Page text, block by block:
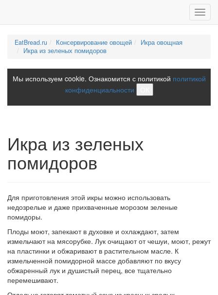
EatBread.ru Консервирование овощей
Икра овощная
Икра из зеленых помидоров
Мы используем cookie. Ознакомится с политикой политикой
конфиденциальности
Икра из зеленых
помидоров
Для приготовления этой икры можно использовать
недозрелые и даже прихваченные морозом зеленые
помидоры.
Плоды моют, запекают в духовке и охлаждают, затем
измельчают на мясорубке. Лук очищают от чешуи, моют, режут
на пластинки и обжаривают в растительном масле. К
измельченной помидорной массе добавляют по вкусу
обжаренный лук и душистый перец, все тщательно
перемешивают.